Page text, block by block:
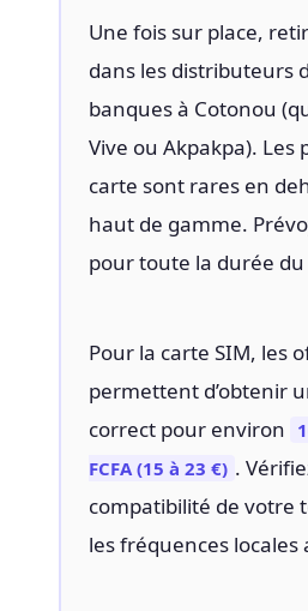
Une fois sur place,
dans les distributeurs
banques à Cotonou
Vive ou Akpakpa). Les
carte sont rares en
haut de gamme.
pour toute la durée du
Pour la carte SIM, les
permettent d’obtenir
correct pour environ
FCFA (15 à 23 €) .
compatibilité de votre
les fréquences locales